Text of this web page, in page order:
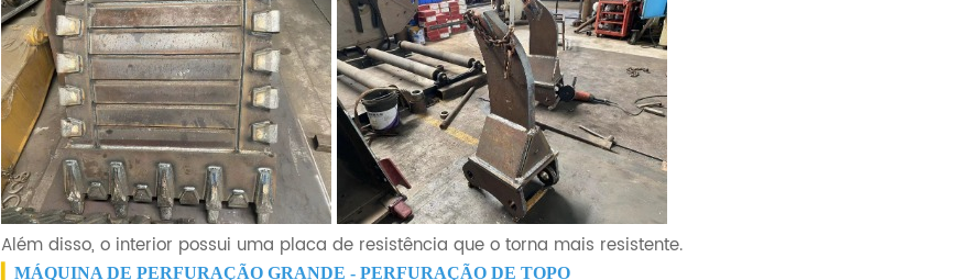
Além disso, o interior possui uma placa de resistência que o torna mais resistente.
MÁQUINA DE PERFURAÇÃO GRANDE - PERFURAÇÃO DE TOPO